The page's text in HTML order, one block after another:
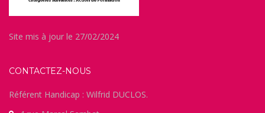
Site mis à jour le 27/02/2024
CONTACTEZ-NOUS
Référent Handicap : Wilfrid DUCLOS.